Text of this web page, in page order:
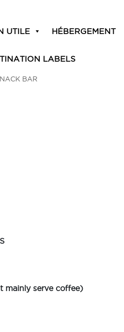
UTILE HÉBERGEMENT
LABELS
BAR
mainly serve coffee)